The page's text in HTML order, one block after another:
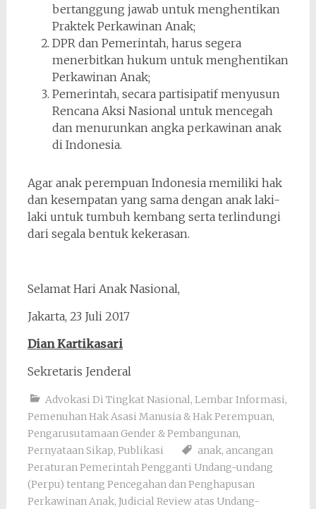
bertanggung jawab untuk menghentikan
Praktek Perkawinan Anak;
DPR dan Pemerintah, harus segera
menerbitkan hukum untuk menghentikan
Perkawinan Anak;
Pemerintah, secara partisipatif menyusun
Rencana Aksi Nasional untuk mencegah
dan menurunkan angka perkawinan anak
di Indonesia.
Agar anak perempuan Indonesia memiliki hak
dan kesempatan yang sama dengan anak laki-
laki untuk tumbuh kembang serta terlindungi
dari segala bentuk kekerasan.
Selamat Hari Anak Nasional,
Jakarta, 23 Juli 2017
Dian Kartikasari
Sekretaris Jenderal
Advokasi Di Tingkat Nasional, Lembar Informasi,
Pemenuhan Hak Asasi Manusia & Hak Perempuan,
Pengarusutamaan Gender & Pembangunan,
Pernyataan Sikap, Publikasi anak, ancangan
Peraturan Pemerintah Pengganti Undang-undang
(Perpu) tentang Pencegahan dan Penghapusan
Perkawinan Anak, Judicial Review atas Undang-